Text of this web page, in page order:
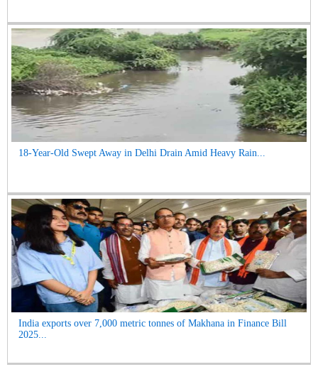
18-Year-Old Swept Away in Delhi Drain Amid Heavy Rain...
India exports over 7,000 metric tonnes of Makhana in Finance Bill
2025...